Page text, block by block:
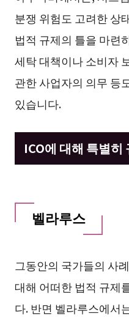
분쟁 위험도 고려한 상
법적 규제의 틀을 마련
세탁 대책이나 소비자
관한 사업자의 의무 등
있습니다.
ICO에 대해 특별히
벨라루스
그동안의 국가들의 사
대해 어떠한 법적 규제
다. 반면 벨라루스에서